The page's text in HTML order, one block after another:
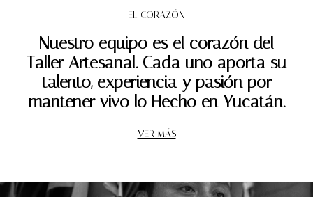
EL CORAZÓN
Nuestro equipo es el corazón del
Taller Artesanal. Cada uno aporta su
talento, experiencia y pasión por
mantener vivo lo Hecho en Yucatán.
VER MÁS